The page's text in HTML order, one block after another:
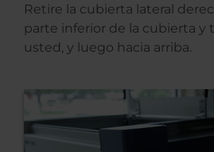
Retire la cubierta lateral
parte inferior de la cubierta y
usted, y luego hacia arriba.